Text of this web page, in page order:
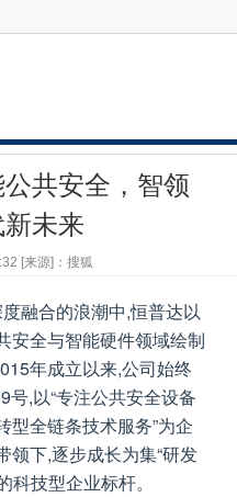
共安全，智领
未来
[来源]：搜狐
融合的浪潮中,恒普达以
安全与智能硬件领域绘制
年成立以来,公司始终
,以“专注公共安全设备
型全链条技术服务”为企
领下,逐步成长为集“研发
技型企业标杆。